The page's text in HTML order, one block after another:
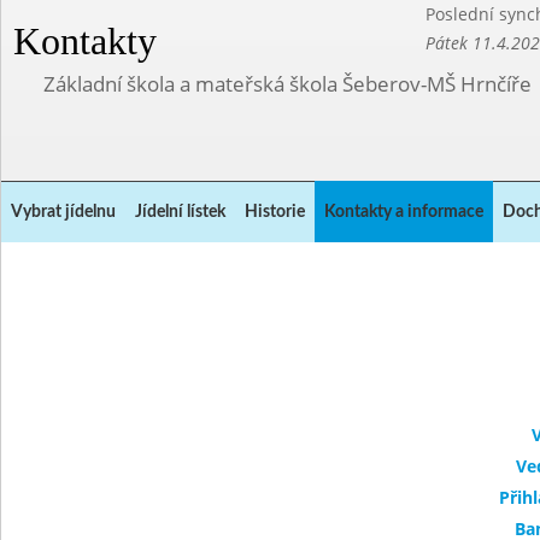
Kontakty
Poslední
Pátek
Základní škola a mateřská škola Šeberov-MŠ Hrnčíře
Vybrat jídelnu Jídelní lístek Historie Kontakty a informace